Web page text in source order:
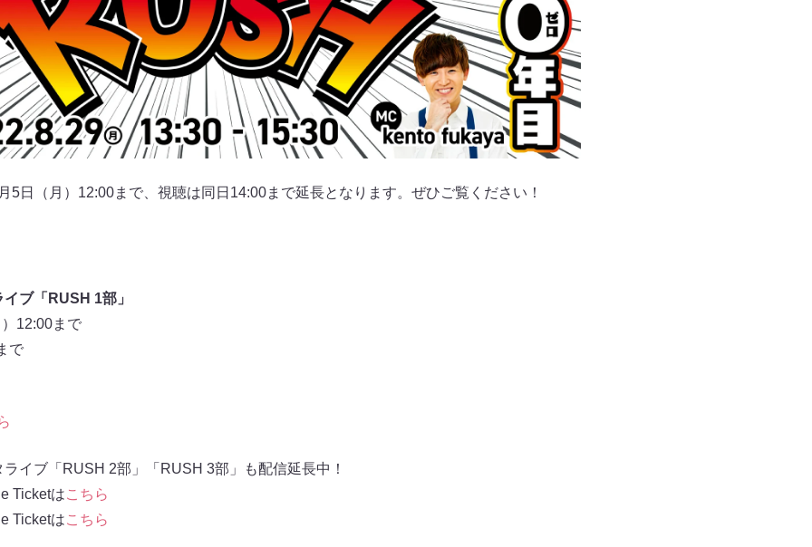
5日（月）12:00まで、視聴は同日14:00まで延長となります。ぜひご覧ください！
ブ「RUSH 1部」
12:00まで
で
イブ「RUSH 2部」「RUSH 3部」も配信延長中！
Ticketはこちら
Ticketはこちら